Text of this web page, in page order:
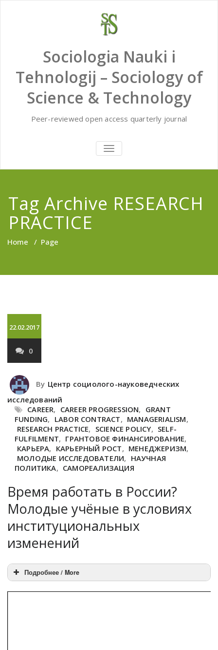
Sociologia Nauki i
Tehnologij – Sociology of
Science & Technology
Peer-reviewed open access quarterly journal
TOGGLE
NAVIGATION
Tag Archive RESEARCH
PRACTICE
Home / Page
22.02.2017
0
By Центр социолого-науковедческих
исследований
CAREER, CAREER PROGRESSION, GRANT
FUNDING, LABOR CONTRACT, MANAGERIALISM,
RESEARCH PRACTICE, SCIENCE POLICY, SELF-
FULFILMENT, ГРАНТОВОЕ ФИНАНСИРОВАНИЕ,
КАРЬЕРА, КАРЬЕРНЫЙ РОСТ, МЕНЕДЖЕРИЗМ,
МОЛОДЫЕ ИССЛЕДОВАТЕЛИ, НАУЧНАЯ
ПОЛИТИКА, САМОРЕАЛИЗАЦИЯ
Время работать в России?
Молодые учёные в условиях
институциональных
изменений
Подробнее / More